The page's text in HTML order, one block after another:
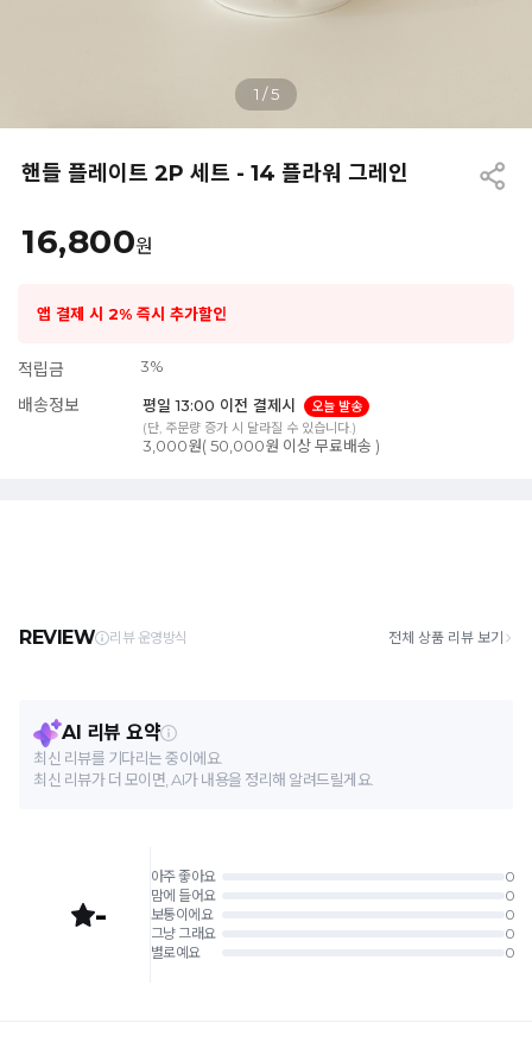
1 /5
핸들 플레이트 2P 세트 - 14 플라워 그레인
16,800원
앱 결제 시 2% 즉시 추가할인
적립금 3%
배송정보 평일 13:00 이전 결제시
오늘 발송
(단, 주문량 증가 시 달라질 수 있습니다.)
3,000원( 50,000원 이상 무료배송 )